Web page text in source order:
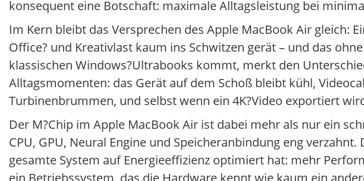
konsequent eine Botschaft: maximale Alltagsleistung bei
Im Kern bleibt das Versprechen des Apple MacBook Air gleich:
Office? und Kreativlast kaum ins Schwitzen gerät – und das
klassischen Windows?Ultrabooks kommt, merkt den
Alltagsmomenten: das Gerät auf dem Schoß bleibt kühl,
Turbinenbrummen, und selbst wenn ein 4K?Video exportiert
Der M?Chip im Apple MacBook Air ist dabei mehr als nur ein
CPU, GPU, Neural Engine und Speicheranbindung eng
gesamte System auf Energieeffizienz optimiert hat: mehr